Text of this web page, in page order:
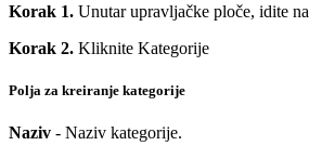
Korak 1. Unutar upravljačke ploče, idite na
Korak 2. Kliknite Kategorije
Polja za kreiranje kategorije
Naziv - Naziv kategorije.